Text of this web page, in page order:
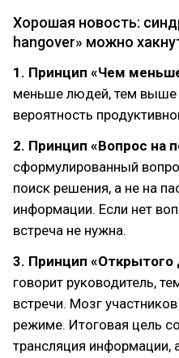
Хорошая новость:
hangover» можно
1. Принцип «Чем
меньше людей, тем выше
вероятность
2. Принцип «Вопрос на
сформулированный
поиск решения, а не на
информации. Если нет
встреча не нужна.
3. Принцип «Открытого
говорит руководитель,
встречи. Мозг
режиме. Итоговая цель
трансляция информации,